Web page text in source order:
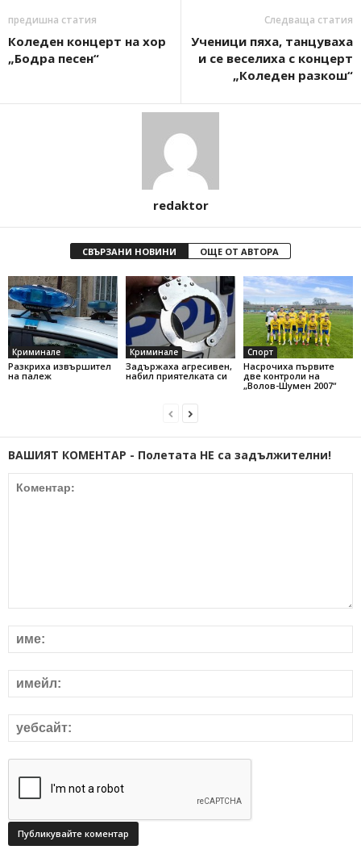
предишна статия
Коледен концерт на хор
„Бодра песен“
Следваща статия
Ученици пяха, танцуваха
и се веселиха с концерт
„Коледен разкош“
redaktor
СВЪРЗАНИ НОВИНИ ОЩЕ ОТ АВТОРА
Криминале
Разкриха извършител
на палеж
Криминале
Задържаха агресивен,
набил приятелката си
Спорт
Насрочиха първите
две контроли на
„Волов-Шумен 2007“
ВАШИЯТ КОМЕНТАР - Полетата НЕ са задължителни!